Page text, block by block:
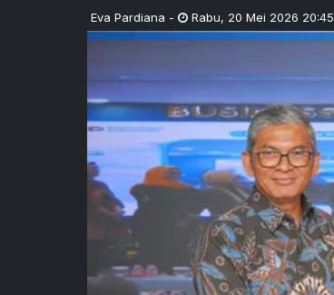
Eva Pardiana - Rabu, 20 Mei 2026 20:45